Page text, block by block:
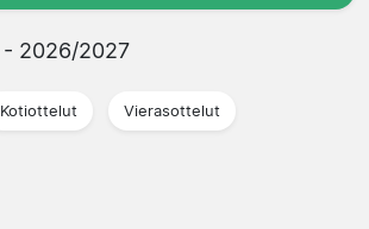
- 2026/2027
Kotiottelut Vierasottelut